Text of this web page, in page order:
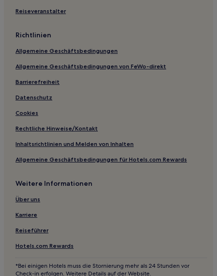
Hotels nahe Mississippi Coliseum
Hotels nahe Mississippi War Memorial Building
Agricola Hotels
Jackson Innenstadt: Hotels
Hotels nahe Geyser Falls Water Theme Park
Sebastopol Hotels
Union Hotels
Jackson Hotels
Hotels nahe Spaßbad Buccaneer Bay
Hotels nahe Jackson Convention Complex
Terry Hotels
Louin Hotels
Hotels nahe Mississippi Aquarium
Hotels nahe Lions Club Park
Puckett Hotels
Noxapater Hotels
Reiseveranstalter
Richtlinien
Allgemeine Geschäftsbedingungen
Allgemeine Geschäftsbedingungen von FeWo-direkt
Barrierefreiheit
Datenschutz
Cookies
Rechtliche Hinweise/Kontakt
Inhaltsrichtlinien und Melden von Inhalten
Allgemeine Geschäftsbedingungen für Hotels.com Rewards
Weitere Informationen
Über uns
Karriere
Reiseführer
Hotels.com Rewards
*Bei einigen Hotels muss die Stornierung mehr als 24 Stunden vor
Check-in erfolgen. Weitere Details auf der Website.